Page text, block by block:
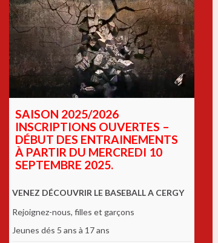
SAISON 2025/2026
INSCRIPTIONS OUVERTES –
DÉBUT DES ENTRAINEMENTS
À PARTIR DU MERCREDI 10
SEPTEMBRE 2025.
VENEZ DÉCOUVRIR LE BASEBALL A CERGY
Rejoignez-nous, filles et garçons
Jeunes dés 5 ans à 17 ans